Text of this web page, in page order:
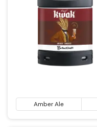
Amber Ale